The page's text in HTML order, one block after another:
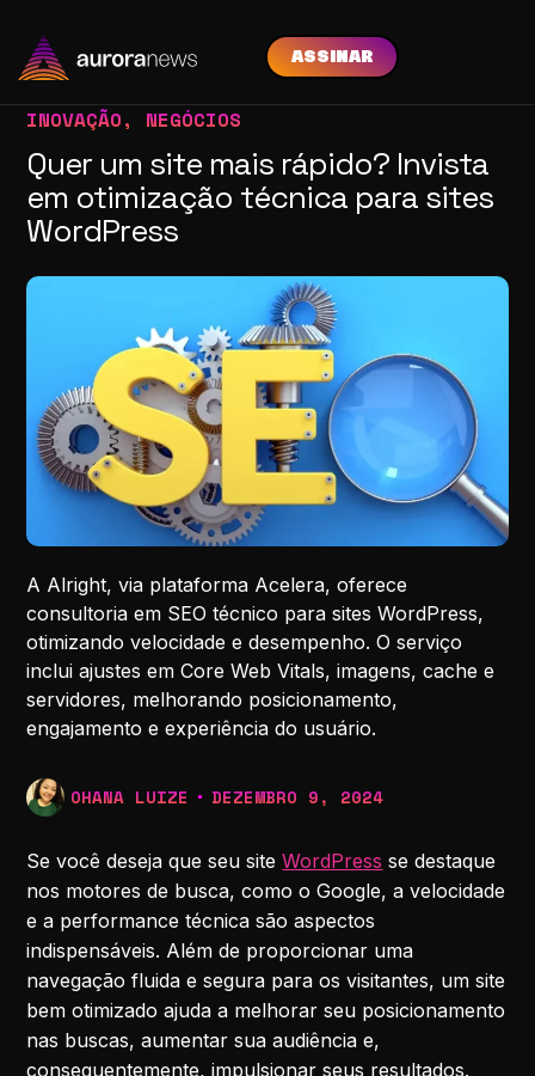
ASSINAR
INOVAÇÃO, NEGÓCIOS
Quer um site mais rápido? Invista
em otimização técnica para sites
WordPress
A Alright, via plataforma Acelera, oferece
consultoria em SEO técnico para sites WordPress,
otimizando velocidade e desempenho. O serviço
inclui ajustes em Core Web Vitals, imagens, cache e
servidores, melhorando posicionamento,
engajamento e experiência do usuário.
OHANA LUIZE DEZEMBRO 9, 2024
Se você deseja que seu siteWordPress se destaque
nos motores de busca, como o Google, a velocidade
e a performance técnica são aspectos
indispensáveis. Além de proporcionar uma
navegação fluida e segura para os visitantes, um site
bem otimizado ajuda a melhorar seu posicionamento
nas buscas, aumentar sua audiência e,
consequentemente, impulsionar seus resultados.